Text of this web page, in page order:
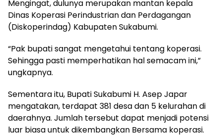
Mengingat, dulunya merupakan mantan kepala
Dinas Koperasi Perindustrian dan Perdagangan
(Diskoperindag) Kabupaten Sukabumi.
“Pak bupati sangat mengetahui tentang koperasi.
Sehingga pasti memperhatikan hal semacam ini,”
ungkapnya.
Sementara itu, Bupati Sukabumi H. Asep Japar
mengatakan, terdapat 381 desa dan 5 kelurahan di
daerahnya. Jumlah tersebut dapat menjadi potensi
luar biasa untuk dikembangkan Bersama koperasi.